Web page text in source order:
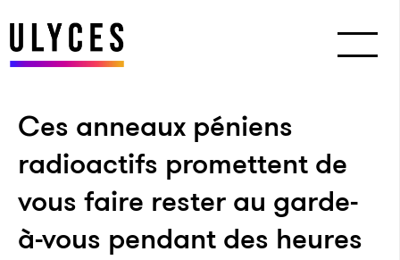
Ces anneaux péniens
radioactifs promettent de
vous faire rester au garde-
à-vous pendant des heures